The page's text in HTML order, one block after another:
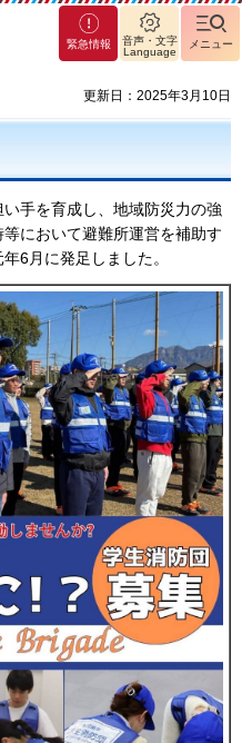
緊急情報
音声・文字
Language
メニュー
更新日：2025年3月10日
手を育成し、地域防災力の強
において避難所運営を補助す
6月に発足しました。